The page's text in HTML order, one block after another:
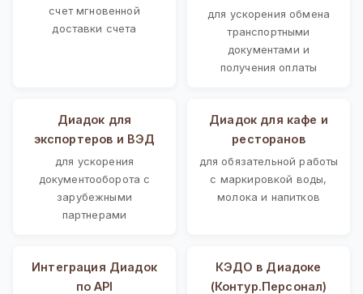
счет мгновенной
доставки счета
для ускорения обмена
транспортными
документами и
получения оплаты
Диадок для
экспортеров и ВЭД
для ускорения
документооборота с
зарубежными
партнерами
Диадок для кафе и
ресторанов
для обязательной работы
с маркировкой воды,
молока и напитков
Интеграция Диадок
по API
КЭДО в Диадоке
(Контур.Персонал)